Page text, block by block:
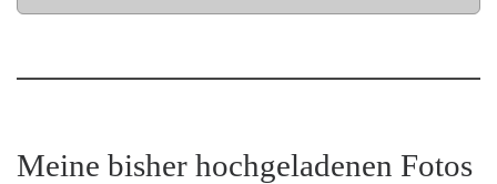
Meine bisher hochgeladenen Fotos